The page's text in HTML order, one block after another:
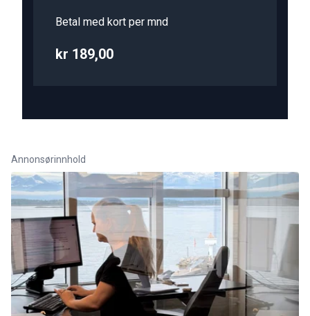
Betal med kort per mnd
kr 189,00
Annonsørinnhold